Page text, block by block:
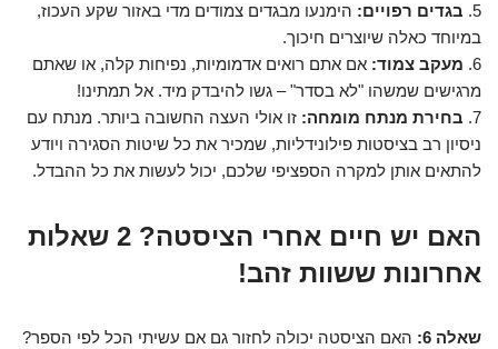
5. בגדים רפויים: הימנעו מבגדים צמודים מדי באזור שקע העכוז,
במיוחד כאלה שיוצרים חיכוך.
6. מעקב צמוד: אם אתם רואים אדמומיות, נפיחות קלה, או שאתם
מרגישים שמשהו "לא בסדר" – גשו להיבדק מיד. אל תמתינו!
7. בחירת מנתח מומחה: זו אולי העצה החשובה ביותר. מנתח עם
ניסיון רב בציסטות פילונידליות, שמכיר את כל שיטות הסגירה ויודע
להתאים אותן למקרה הספציפי שלכם, יכול לעשות את כל ההבדל.
האם יש חיים אחרי הציסטה? 2 שאלות
אחרונות ששוות זהב!
שאלה 6: האם הציסטה יכולה לחזור גם אם עשיתי הכל לפי הספר?